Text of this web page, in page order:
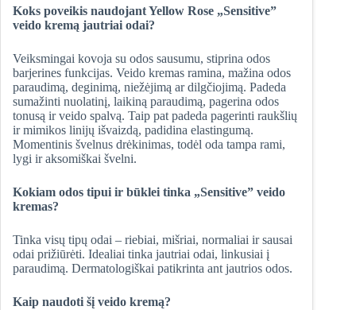
Koks poveikis naudojant Yellow Rose „Sensitive”
veido kremą jautriai odai?
Veiksmingai kovoja su odos sausumu, stiprina odos
barjerines funkcijas. Veido kremas ramina, mažina odos
paraudimą, deginimą, niežėjimą ar dilgčiojimą. Padeda
sumažinti nuolatinį, laikiną paraudimą, pagerina odos
tonusą ir veido spalvą. Taip pat padeda pagerinti raukšlių
ir mimikos linijų išvaizdą, padidina elastingumą.
Momentinis švelnus drėkinimas, todėl oda tampa rami,
lygi ir aksomiškai švelni.
Kokiam odos tipui ir būklei tinka „Sensitive” veido
kremas?
Tinka visų tipų odai – riebiai, mišriai, normaliai ir sausai
odai prižiūrėti. Idealiai tinka jautriai odai, linkusiai į
paraudimą. Dermatologiškai patikrinta ant jautrios odos.
Kaip naudoti šį veido kremą?